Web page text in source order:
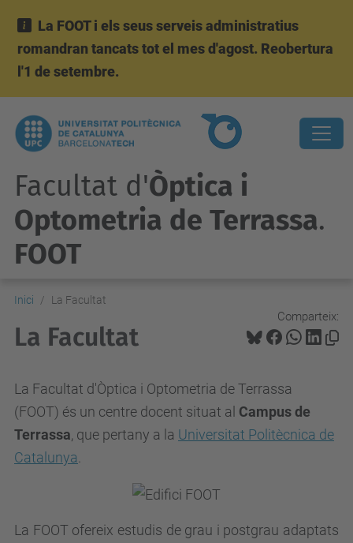
La FOOT i els seus serveis administratius
romandran tancats tot el mes d'agost. Reobertura
l'1 de setembre.
Facultat d'Òptica i
Optometria de Terrassa.
FOOT
Inici La Facultat
Comparteix:
La Facultat
La Facultat d'Òptica i Optometria de Terrassa
(FOOT) és un centre docent situat al Campus de
Terrassa, que pertany a la Universitat Politècnica de
Catalunya
La FOOT ofereix estudis de grau i postgrau adaptats